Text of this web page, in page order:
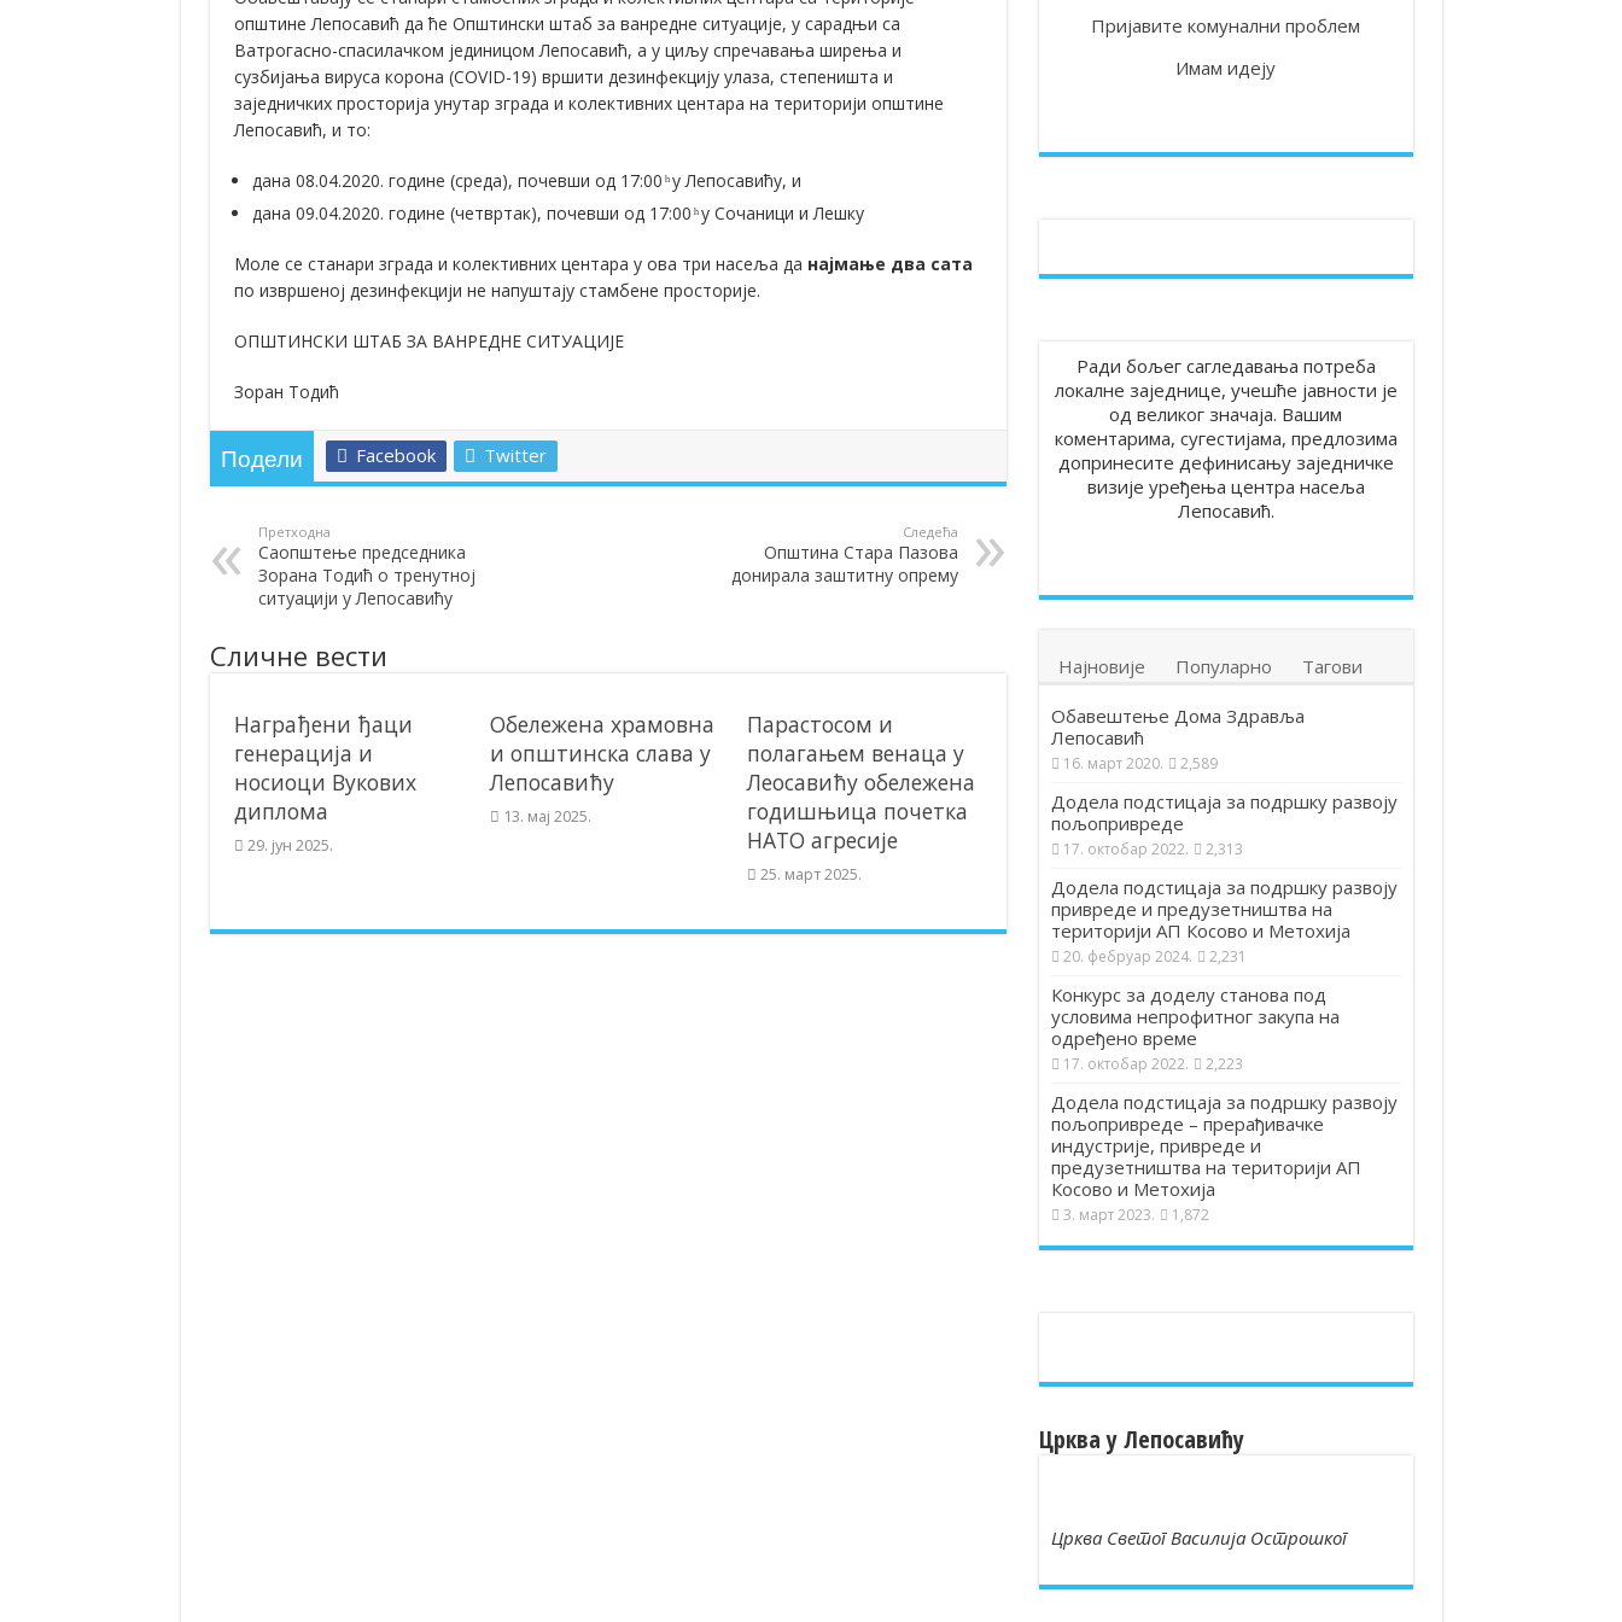
Полагањем венаца и свечаном академијом у Сочаници обележена 107.годишњица Топличког устанка
Братске и пријатељске општине и грдови уручили поклон пакетиће малишанима из предшколских установа на територији општине Лепосавић
ОБАВЕШТЕЊЕ – Бесплатан СкиПас 2024
општине Лепосавић да ће Oпштински штаб за ванредне ситуације, у сарадњи са
Ватрогасно-спасилачком јединицом Лепосавић, а у циљу спречавања ширења и
сузбијања вируса корона (COVID-19) вршити дезинфекцију улаза, степеништа и
заједничких просторија унутар зграда и колективних центара на територији општине
Лепосавић, и то:
дана 08.04.2020. године (среда), почевши од 17:00 ͪ у Лепосавићу, и
дана 09.04.2020. године (четвртак), почевши од 17:00 ͪ у Сочаници и Лешку
Моле се станари зграда и колективних центара у ова три насеља да најмање два сата
по извршеној дезинфекцији не напуштају стамбене просторије.
ОПШТИНСКИ ШТАБ ЗА ВАНРЕДНЕ СИТУАЦИЈЕ
Зоран Тодић
Подели Facebook Twitter
Претходна
Саопштење председника
Зорана Тодић о тренутној
ситуацији у Лепосавићу
Следећа
Општина Стара Пазова
донирала заштитну опрему
Сличне вести
Награђени ђаци
генерација и
носиоци Вукових
диплома
29. јун 2025.
Обележена храмовна
и општинска слава у
Лепосавићу
13. мај 2025.
Парастосом и
полагањем венаца у
Леосавићу обележена
годишњица почетка
НАТО агресије
25. март 2025.
Пријавите комунални проблем
Имам идеју
Ради бољег сагледавања потреба
локалне заједнице, учешће јавности је
од великог значаја. Вашим
коментарима, сугестијама, предлозима
допринесите дефинисању заједничке
визије уређења центра насеља
Лепосавић.
Најновије Популарно Тагови
Обавештење Дома Здравља
Лепосавић
16. март 2020. 2,589
Додела подстицаја за подршку развоју
пољопривреде
17. октобар 2022. 2,313
Додела подстицаја за подршку развоју
привреде и предузетништва на
територији АП Косово и Метохија
20. фебруар 2024. 2,231
Конкурс за доделу станова под
условима непрофитног закупа на
одређено време
17. октобар 2022. 2,223
Додела подстицаја за подршку развоју
пољопривреде – прерађивачке
индустрије, привреде и
предузетништва на територији АП
Косово и Метохија
3. март 2023. 1,872
Црква у Лепосавићу
Црква Светог Василија Острошког